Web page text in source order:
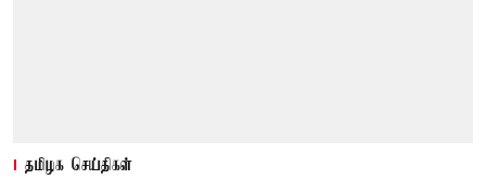
தமிழக செய்திகள்